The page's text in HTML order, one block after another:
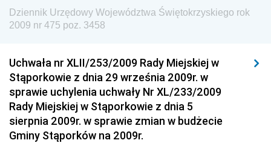
Dziennik Urzędowy Prezesa Urzędu Transportu
Kolejowego
Technologii
Dziennik Urzędowy Ministra Inwestycji i Rozwoju
Dziennik Urzędowy Naczelnego Dyrektora Archiwów
Państwowych
Dziennik Urzędowy Ministra Finansów, Inwestycji i
Dziennik Urzędowy Województwa Świętokrzyskiego rok
2009 nr 475 poz. 3458
Uchwała nr XLII/253/2009 Rady Miejskiej w
Stąporkowie z dnia 29 września 2009r. w
sprawie uchylenia uchwały Nr XL/233/2009
Rady Miejskiej w Stąporkowie z dnia 5
sierpnia 2009r. w sprawie zmian w budżecie
Gminy Stąporków na 2009r.